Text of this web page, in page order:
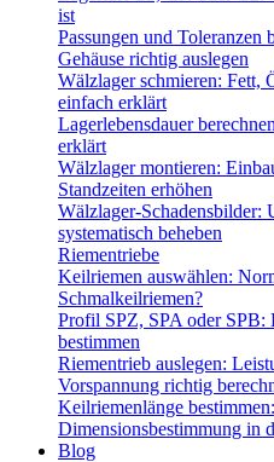
ist
Passungen und Toleranzen
Gehäuse richtig auslegen
Wälzlager schmieren: Fett,
einfach erklärt
Lagerlebensdauer
erklärt
Wälzlager montieren:
Standzeiten erhöhen
Wälzlager-Schadensbilder:
systematisch beheben
Riementriebe
Keilriemen auswählen:
Schmalkeilriemen?
Profil SPZ, SPA oder
bestimmen
Riementrieb auslegen:
Vorspannung richtig
Keilriemenlänge
Dimensionsbestimmung in
Blog